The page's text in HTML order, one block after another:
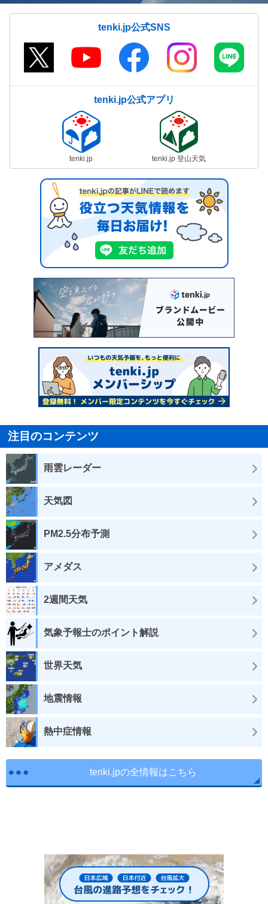
tenki.jp公式SNS
tenki.jp公式アプリ
tenki.jp tenki.jp 登山天気
注目のコンテンツ
雨雲レーダー
天気図
PM2.5分布予測
アメダス
2週間天気
気象予報士のポイント解説
世界天気
地震情報
熱中症情報
tenki.jpの全情報はこちら